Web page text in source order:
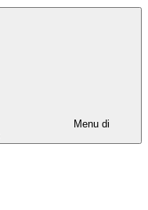
Menu di